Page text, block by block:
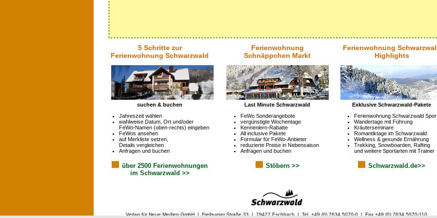
5 Schritte zur
Ferienwohnung Schwarzwald
Ferienwohnung
Schnäppchen Markt
Ferienwohnung
Highlights
suchen & buchen
Jahreszeit wählen
wahlweise Datum, Ort und/oder
FeWo-Namen (oben-rechts) eingeben
FeWos ansehen
auf Merkliste setzen,
Details vergleichen
Anfragen und buchen
über 2500 Ferienwohnungen
im Schwarzwald >>
Last Minute Schwarzwald
FeWo Sonderangebote
vergünstigte Wochentage
Kennenlern-Rabatte
All inclusive Pakete
Formular für FeWo-Anbieter
reduzierte Preise in Nebensaison
Anfragen und buchen
Stöbern >>
Exklusive Schwarzwald-Pakete
Ferienwohnung Schwarzwald
Wandertage mit Führung
Kräuterseminare
Romantiktage im Schwarzwald
Wellness & gesunde Ernährung
Trekking, Snowboarden, Rafting
und weitere Sportarten mit Trainer
Schwarzwald.de>>
Verlag für Neue Medien GmbH | Freiburger Straße 33 | 79427 Eschbach | Tel. +49 (0) 7634 5070-0 | Fax +49 (0) 7634 5070-110